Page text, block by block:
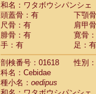
Cercopithecidae
Cercopithecidae
Cercopithecidae
Cercopithecidae
Cercopithecidae
Cercopithecidae
Cercopithecidae
Cercopithecidae
Cercopithecidae
和名：ワタボウシパンシェ
頭蓋骨：有
下顎
尺骨：有
肩甲
腓骨：有
寛骨
手：有
足：有
剖検番号：01618
性別
科名：Cebidae
種小名： oedipus